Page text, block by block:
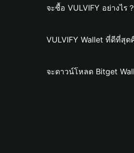
จะซื้อ VULVIFY อย่างไร？
VULVIFY Wallet ที่ดีที่สุด
จะดาวน์โหลด Bitget